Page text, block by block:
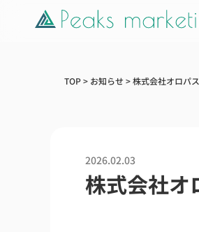
TOP> お知らせ >株式会社オロパ
2026.02.03
株式会社オ